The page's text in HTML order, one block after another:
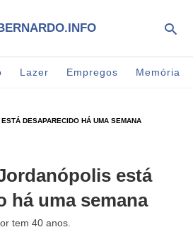
Lazer Empregos Memória
DESAPARECIDO HÁ UMA SEMANA
está
há uma semana
tem 40 anos.